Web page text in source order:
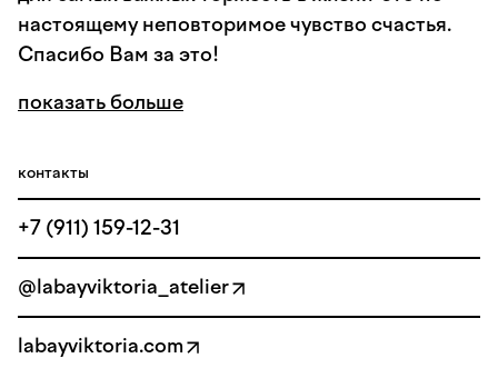
настоящему неповторимое чувство счастья.
Спасибо Вам за это!
показать больше
контакты
+7 (911) 159-12-31
@labayviktoria_atelier
labayviktoria.com